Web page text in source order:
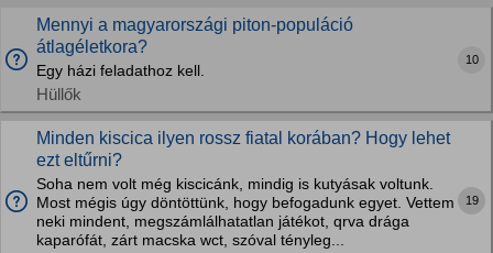
Mennyi a magyarországi piton-populáció
átlagéletkora?
Egy házi feladathoz kell.
Hüllők
10
Minden kiscica ilyen rossz fiatal korában? Hogy lehet
ezt eltűrni?
Soha nem volt még kiscicánk, mindig is kutyásak voltunk.
Most mégis úgy döntöttünk, hogy befogadunk egyet. Vettem
neki mindent, megszámlálhatatlan játékot, qrva drága
kaparófát, zárt macska wct, szóval tényleg...
19